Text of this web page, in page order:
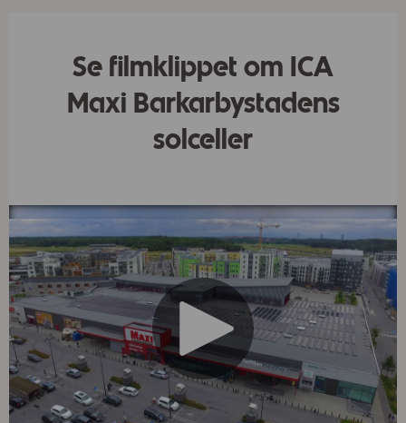
Se filmklippet om ICA
Maxi Barkarbystadens
solceller